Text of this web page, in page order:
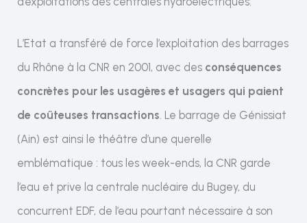
L’Etat a transféré de force l’exploitation des barrages
du Rhône à la CNR en 2001, avec des conséquences
concrètes pour les usagères et usagers qui paient
de coûteuses transactions. Le barrage de Génissiat
(Ain) est ainsi le théâtre d’une querelle
emblématique : tous les week-ends, la CNR garde
l’eau et prive la centrale nucléaire du Bugey, du
concurrent EDF, de l’eau pourtant nécessaire à son